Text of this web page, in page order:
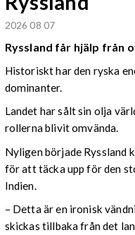
2026 08 07
Ryssland får hjälp från
Historiskt har den ryska
dominanter.
Landet har sålt sin olja
rollerna blivit omvända.
Nyligen började Ryssland
för att täcka upp för den
Indien.
– Detta är en ironisk
skickas tillbaka från det